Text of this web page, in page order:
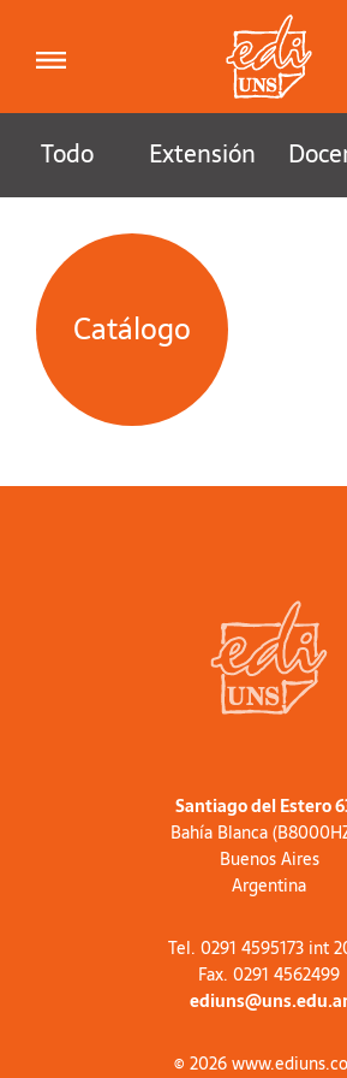
Todo Extensión
Catálogo
Santiago del Estero
Bahía Blanca
Buenos Aires
Argentina
Tel. 0291 4595173 int
Fax. 0291 4562499
© 2026